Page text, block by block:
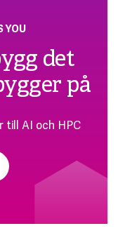
YOU
det
på
till AI och HPC